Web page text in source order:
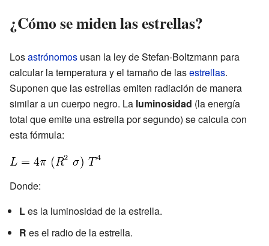
¿Cómo se miden las estrellas?
Losastrónomos usan la ley de Stefan-Boltzmann para
calcular la temperatura y el tamaño de lasestrellas.
Suponen que las estrellas emiten radiación de manera
similar a un cuerpo negro. La luminosidad (la energía
total que emite una estrella por segundo) se calcula con
esta fórmula:
Donde:
Les la luminosidad de la estrella.
R es el radio de la estrella.